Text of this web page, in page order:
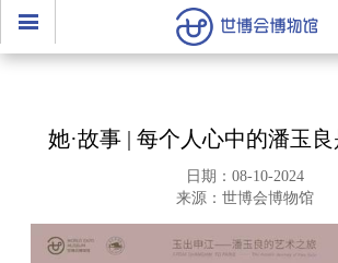
她·故事 | 每个人心中的潘玉良
日期：08-10-2024
来源：世博会博物馆